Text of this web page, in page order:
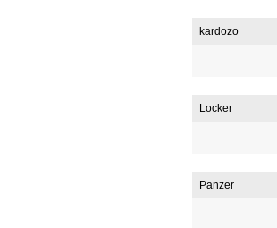
kardozo
Locker
Panzer